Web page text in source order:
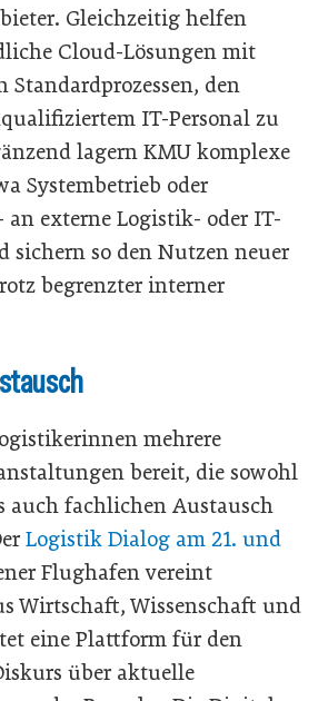
Gleichzeitig helfen
Cloud-Lösungen mit
Standardprozessen, den
IT-Personal zu
lagern KMU komplexe
Systembetrieb oder
an externe Logistik- oder IT-
sichern so den Nutzen neuer
begrenzter interner
mehrere
bereit, die sowohl
auch fachlichen Austausch
Logistik Dialog am 21. und
Flughafen vereint
Wirtschaft, Wissenschaft und
eine Plattform für den
über aktuelle